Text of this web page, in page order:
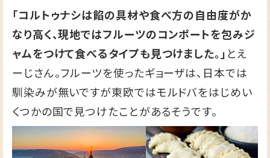
「コルトゥナシは餡の具材や食べ方の自由度がか
なり高く、現地ではフルーツのコンポートを包みジ
ャムをつけて食べるタイプも見つけました。」とえ
ーじさん。フルーツを使ったギョーザは、日本では
馴染みが無いですが東欧ではモルドバをはじめい
くつかの国で見つけたことがあるそうです。